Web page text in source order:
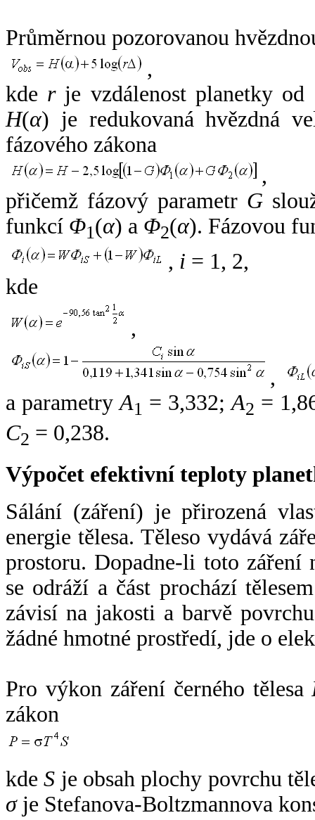
Průměrnou pozorovanou
,
kde rje vzdálenost planetky od
H(α) je redukovaná hvězdná
fázového zákona
,
přičemž fázový parametr G
funkcí Φ1(α) a Φ2(α). Fázovou
, i = 1, 2,
kde
,
,
a parametryA1 = 3,332;A2 =
C2 = 0,238.
Výpočet efektivní teploty
Sálání (záření) je přirozená
energie tělesa. Těleso vydává
prostoru. Dopadne-li toto záření
se odráží a část prochází
závisí na jakosti a barvě
žádné hmotné prostředí, jde o
Pro výkon záření černého tělesa
zákon
kdeS je obsah plochy povrchu
σje Stefanova-Boltzmannova